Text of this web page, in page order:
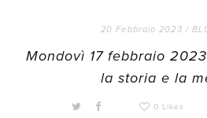
20 Febbraio 2023 /
Mondovì 17 febbraio
la storia e la
0 Likes